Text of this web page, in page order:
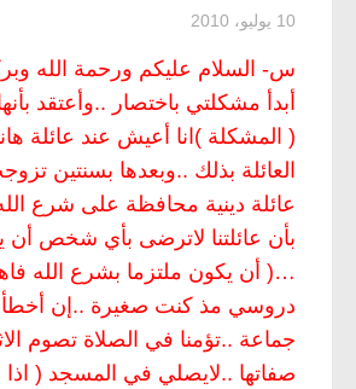
10 يوليو، 2010
س- السلام عليكم ورحمة الله
أبدأ مشكلتي باختصار ..وأعتقد
( المشكلة )انا أعيش عند عائلة
العائلة بذلك ..وبعدها بسنتين
عائلة دينية محافظة على شرع
بأن عائلتنا لاترضى بأي شخص
…( أن يكون ملتزما بشرع الله
دروسي مذ كنت صغيرة ..إن
جماعة ..تؤمنا في الصلاة تصوم
صفاتها ..لايصلي في المسجد (